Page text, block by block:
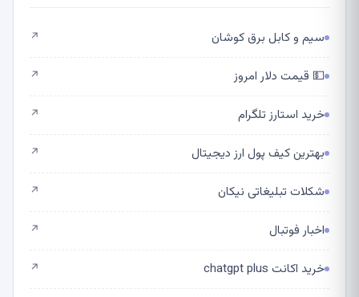
سیم و کابل برق کوشان ↗
💵 قیمت دلار امروز ↗
خرید استارز تلگرام ↗
بهترین کیف پول ارز دیجیتال ↗
شکلات تبلیغاتی نیکان ↗
اخبار فوتبال ↗
خرید اکانت chatgpt plus ↗